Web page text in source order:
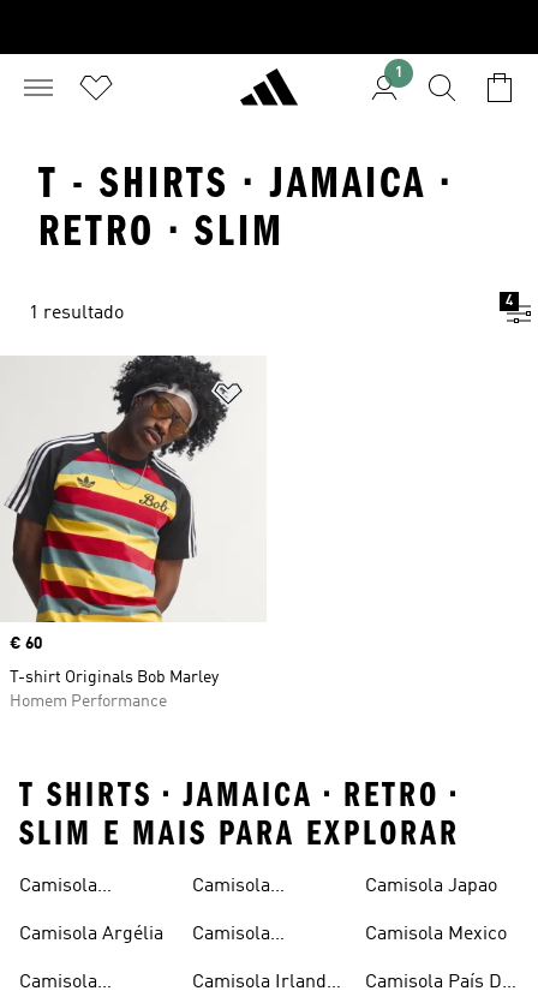
1
T - SHIRTS · JAMAICA ·
RETRO · SLIM
1 resultado
4
Price
€ 60
T-shirt Originals Bob Marley
Homem Performance
T SHIRTS • JAMAICA • RETRO •
SLIM E MAIS PARA EXPLORAR
Camisola
Camisola Argélia
Camisola
Camisola
Camisola
Camisola Irlanda
Camisola Japao
Camisola Mexico
Camisola País De